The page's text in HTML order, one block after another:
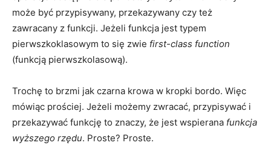
może być przypisywany, przekazywany czy też
zawracany z funkcji. Jeżeli funkcja jest typem
pierwszkoklasowym to się zwie first-class function
(funkcją pierwszkolasową).
Trochę to brzmi jak czarna krowa w kropki bordo. Więc
mówiąc prościej. Jeżeli możemy zwracać, przypisywać i
przekazywać funkcję to znaczy, że jest wspierana funkcja
wyższego rzędu. Proste? Proste.